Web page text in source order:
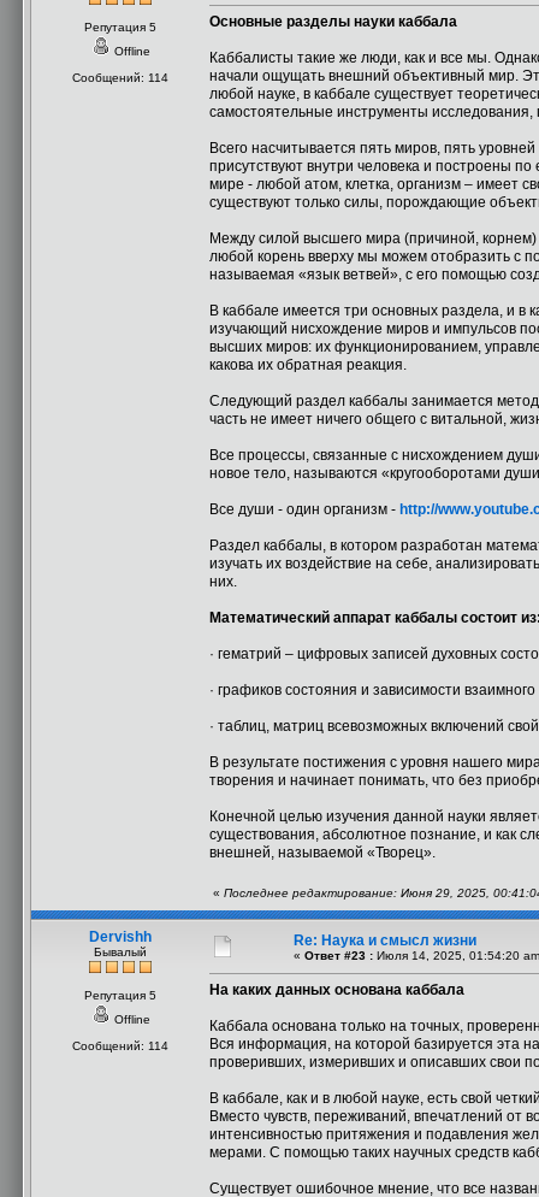
Репутация 5
Offline
Сообщений: 114
Основные разделы науки каббала
Каббалисты такие же люди, как и все мы.
начали ощущать внешний объективный мир.
любой науке, в каббале существует
самостоятельные инструменты
Всего насчитывается пять миров, пять
присутствуют внутри человека и построены
мире - любой атом, клетка, организм – имеет
существуют только силы, порождающие
Между силой высшего мира (причиной,
любой корень вверху мы можем отобразить с
называемая «язык ветвей», с его помощью
В каббале имеется три основных раздела, и в
изучающий нисхождение миров и импульсов
высших миров: их функционированием,
какова их обратная реакция.
Следующий раздел каббалы занимается
часть не имеет ничего общего с витальной,
Все процессы, связанные с нисхождением
новое тело, называются «кругооборотами
Все души - один организм - http://
Раздел каббалы, в котором разработан
изучать их воздействие на себе,
них.
Математический аппарат каббалы состоит
· гематрий – цифровых записей духовных
· графиков состояния и зависимости
· таблиц, матриц всевозможных включений
В результате постижения с уровня нашего
творения и начинает понимать, что без
Конечной целью изучения данной науки
существования, абсолютное познание, и как
внешней, называемой «Творец».
« Последнее редактирование: Июня 29, 2025,
Dervishh
Бывалый
Репутация 5
Offline
Сообщений: 114
Re: Наука и смысл жизни
« Ответ #23 : Июля 14, 2025, 01:54:20
На каких данных основана каббала
Каббала основана только на точных,
Вся информация, на которой базируется эта
проверивших, измеривших и описавших свои
В каббале, как и в любой науке, есть свой
Вместо чувств, переживаний, впечатлений
интенсивностью притяжения и подавления
мерами. С помощью таких научных средств
Существует ошибочное мнение, что все